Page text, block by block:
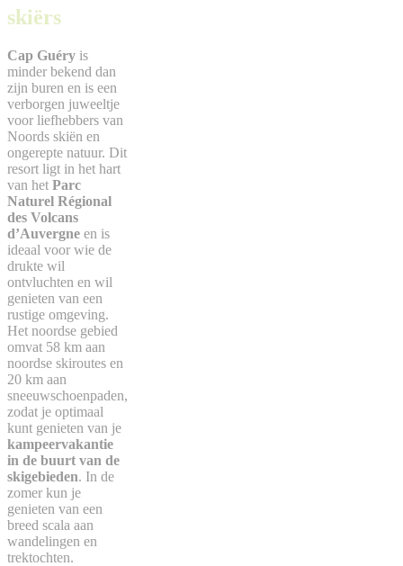
skiërs
Cap Guéry is
minder bekend dan
zijn buren en is een
verborgen juweeltje
voor liefhebbers van
Noords skiën en
ongerepte natuur. Dit
resort ligt in het hart
van het Parc
Naturel Régional
des Volcans
d’Auvergne en is
ideaal voor wie de
drukte wil
ontvluchten en wil
genieten van een
rustige omgeving.
Het noordse gebied
omvat 58 km aan
noordse skiroutes en
20 km aan
sneeuwschoenpaden,
zodat je optimaal
kunt genieten van je
kampeervakantie
in de buurt van de
skigebieden. In de
zomer kun je
genieten van een
breed scala aan
wandelingen en
trektochten.